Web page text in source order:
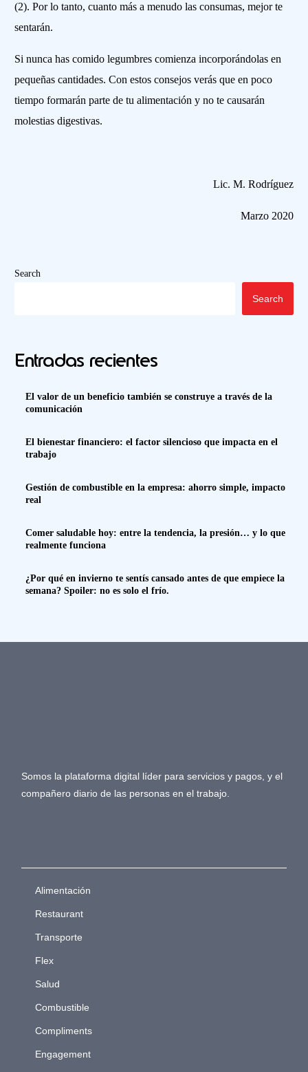
(2). Por lo tanto, cuanto más a menudo las consumas, mejor te
sentarán.
Si nunca has comido legumbres comienza incorporándolas en
pequeñas cantidades. Con estos consejos verás que en poco
tiempo formarán parte de tu alimentación y no te causarán
molestias digestivas.
Lic. M. Rodríguez
Marzo 2020
Search
Search
Entradas recientes
El valor de un beneficio también se construye a través de la
comunicación
El bienestar financiero: el factor silencioso que impacta en el
trabajo
Gestión de combustible en la empresa: ahorro simple, impacto
real
Comer saludable hoy: entre la tendencia, la presión… y lo que
realmente funciona
¿Por qué en invierno te sentís cansado antes de que empiece la
semana? Spoiler: no es solo el frío.
Somos la plataforma digital líder para servicios y pagos, y el
compañero diario de las personas en el trabajo.
Alimentación
Restaurant
Transporte
Flex
Salud
Combustible
Compliments
Engagement